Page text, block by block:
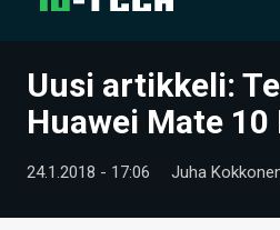
UUTISET
Uusi artikkeli:
Huawei Mate 10
24.1.2018 - 17:06 Juha